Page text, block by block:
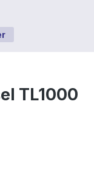
TL1000